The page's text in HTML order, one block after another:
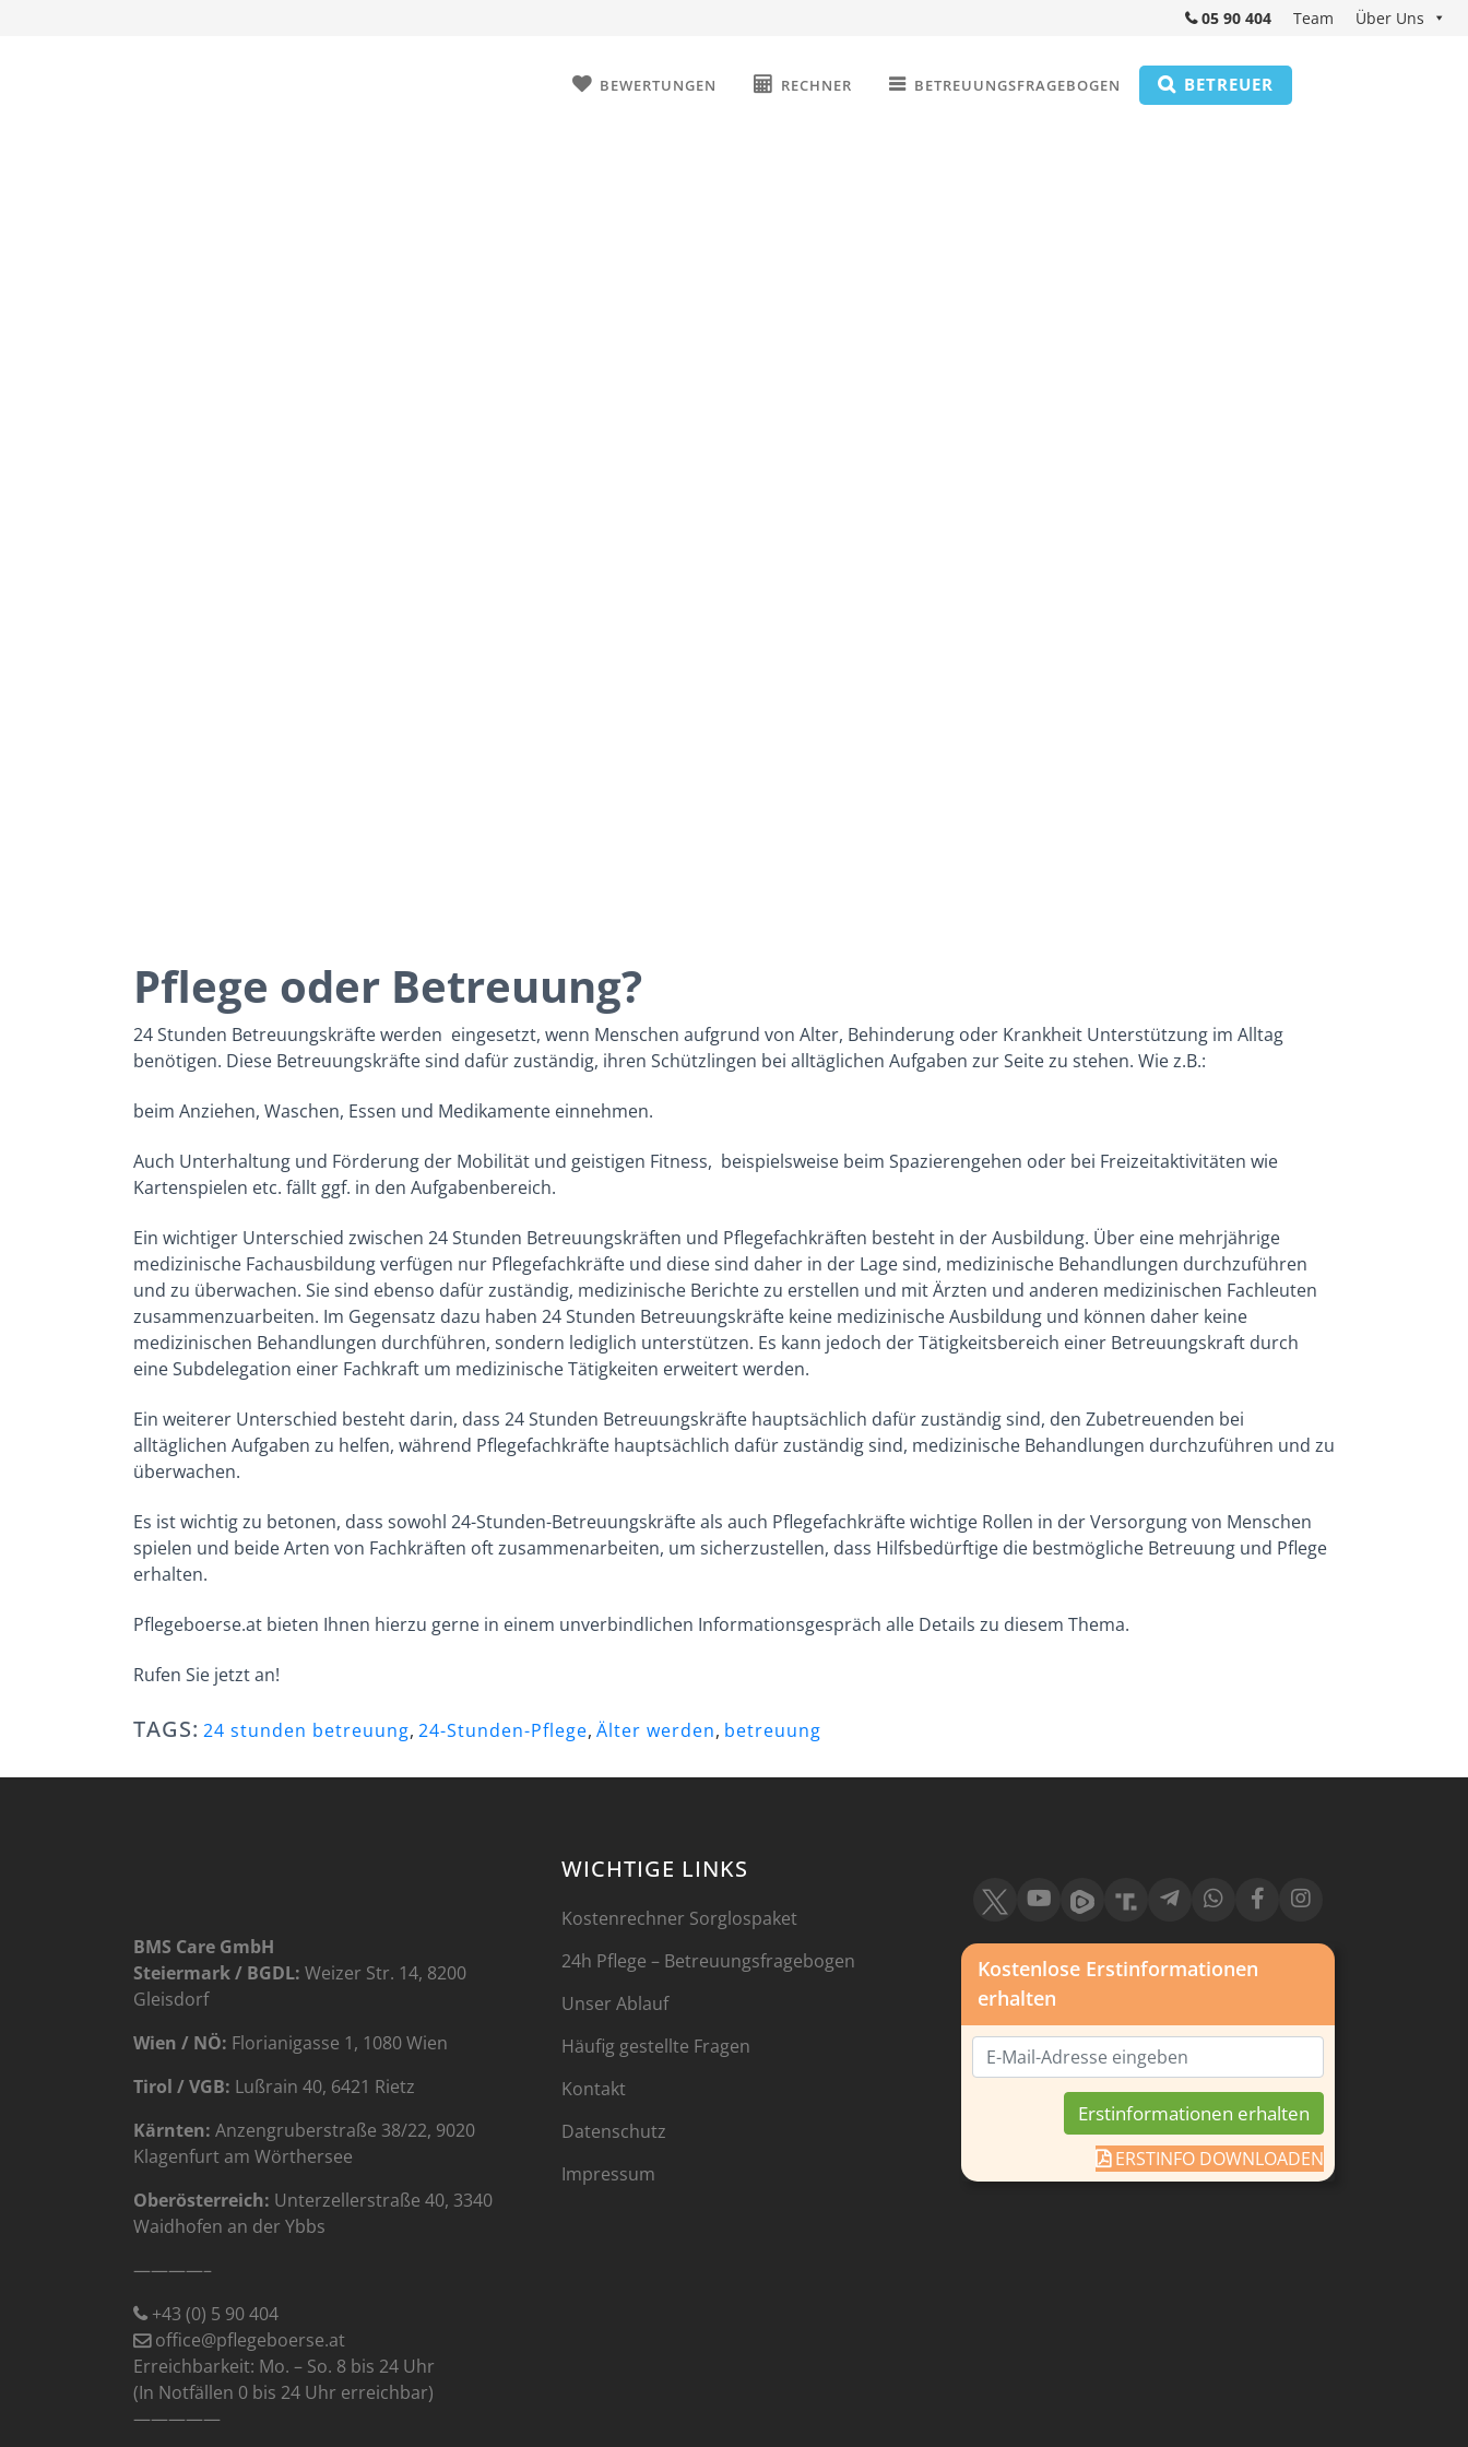
05 90 404 Team Über Uns
BEWERTUNGEN RECHNER BETREUUNGSFRAGEBOGEN BETREUER
Pflege oder Betreuung?
24 Stunden Betreuungskräfte werden eingesetzt, wenn Menschen aufgrund von Alter, Behinderung oder Krankheit Unterstützung im Alltag
benötigen. Diese Betreuungskräfte sind dafür zuständig, ihren Schützlingen bei alltäglichen Aufgaben zur Seite zu stehen. Wie z.B.:
beim Anziehen, Waschen, Essen und Medikamente einnehmen.
Auch Unterhaltung und Förderung der Mobilität und geistigen Fitness, beispielsweise beim Spazierengehen oder bei Freizeitaktivitäten wie
Kartenspielen etc. fällt ggf. in den Aufgabenbereich.
Ein wichtiger Unterschied zwischen 24 Stunden Betreuungskräften und Pflegefachkräften besteht in der Ausbildung. Über eine mehrjährige
medizinische Fachausbildung verfügen nur Pflegefachkräfte und diese sind daher in der Lage sind, medizinische Behandlungen durchzuführen
und zu überwachen. Sie sind ebenso dafür zuständig, medizinische Berichte zu erstellen und mit Ärzten und anderen medizinischen Fachleuten
zusammenzuarbeiten. Im Gegensatz dazu haben 24 Stunden Betreuungskräfte keine medizinische Ausbildung und können daher keine
medizinischen Behandlungen durchführen, sondern lediglich unterstützen. Es kann jedoch der Tätigkeitsbereich einer Betreuungskraft durch
eine Subdelegation einer Fachkraft um medizinische Tätigkeiten erweitert werden.
Ein weiterer Unterschied besteht darin, dass 24 Stunden Betreuungskräfte hauptsächlich dafür zuständig sind, den Zubetreuenden bei
alltäglichen Aufgaben zu helfen, während Pflegefachkräfte hauptsächlich dafür zuständig sind, medizinische Behandlungen durchzuführen und zu
überwachen.
Es ist wichtig zu betonen, dass sowohl 24-Stunden-Betreuungskräfte als auch Pflegefachkräfte wichtige Rollen in der Versorgung von Menschen
spielen und beide Arten von Fachkräften oft zusammenarbeiten, um sicherzustellen, dass Hilfsbedürftige die bestmögliche Betreuung und Pflege
erhalten.
Pflegeboerse.at bieten Ihnen hierzu gerne in einem unverbindlichen Informationsgespräch alle Details zu diesem Thema.
Rufen Sie jetzt an!
TAGS: 24 stunden betreuung, 24-Stunden-Pflege, Älter werden, betreuung
BMS Care GmbH
Steiermark / BGDL: Weizer Str. 14, 8200
Gleisdorf
Wien / NÖ: Florianigasse 1, 1080 Wien
Tirol / VGB: Lußrain 40, 6421 Rietz
Kärnten: Anzengruberstraße 38/22, 9020
Klagenfurt am Wörthersee
Oberösterreich: Unterzellerstraße 40, 3340
Waidhofen an der Ybbs
————–
+43 (0) 5 90 404
office@pflegeboerse.at
Erreichbarkeit: Mo. – So. 8 bis 24 Uhr
(In Notfällen 0 bis 24 Uhr erreichbar)
—————
WICHTIGE LINKS
Kostenrechner Sorglospaket
24h Pflege – Betreuungsfragebogen
Unser Ablauf
Häufig gestellte Fragen
Kontakt
Datenschutz
Impressum
Kostenlose Erstinformationen
erhalten
ERSTINFO DOWNLOADEN